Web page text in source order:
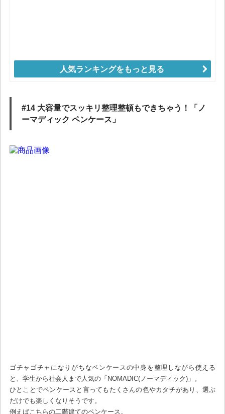
人気ランキングをもっと見る
#14 大容量でスッキリ整理整頓もできちゃう！「ノ
ーマディック ペンケース」
ゴチャゴチャになりがちなペンケースの中身を整理しながら使える
と、学生から社会人まで人気の「NOMADIC(ノーマディック)」。
ひとことでペンケースと言ってもたくさんの色やカタチがあり、選ぶ
だけでも楽しくなりそうです。
例えばこちらの二階建てのペンケース。